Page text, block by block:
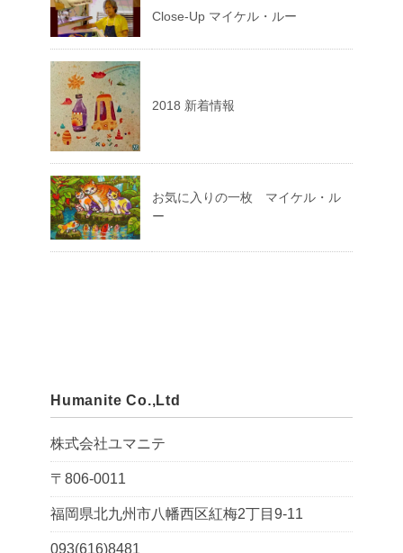
Close-Up マイケル・ルー
2018 新着情報
お気に入りの一枚 マイケル・ル
ー
Humanite Co.,Ltd
株式会社ユマニテ
〒806-0011
福岡県北九州市八幡西区紅梅2丁目9-11
093(616)8481